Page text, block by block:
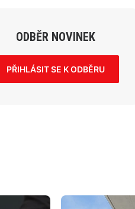
ODBĚR NOVINEK
PŘIHLÁSIT SE K ODBĚRU